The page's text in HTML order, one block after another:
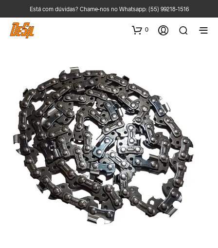
Está com dúvidas? Chame-nos no Whatsapp: (55) 99218-1516
0